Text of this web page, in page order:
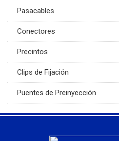
Pasacables
Conectores
Precintos
Clips de Fijación
Puentes de Preinyección